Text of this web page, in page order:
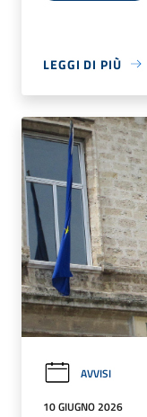
LEGGI DI PIÙ
AVVISI
10 GIUGNO 2026